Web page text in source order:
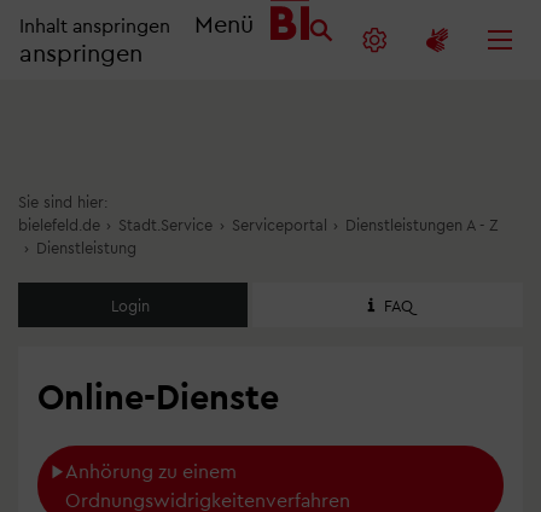
Inhalt anspringen
Menü
anspringen
Sie sind hier:
bielefeld.de › Stadt.Service › Serviceportal › Dienstleistungen A - Z
› Dienstleistung
Login FAQ
Online-Dienste
Anhörung zu einem
Ordnungswidrigkeitenverfahren